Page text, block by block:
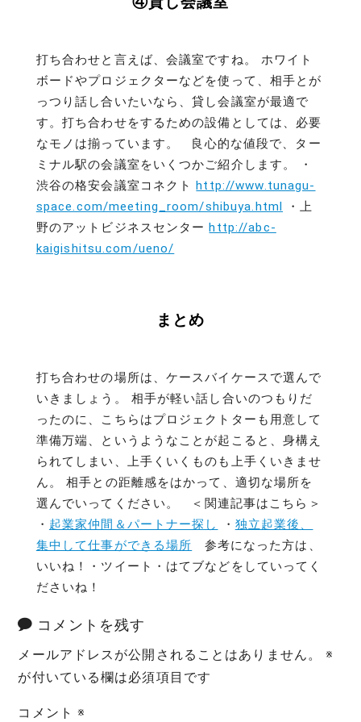
打ち合わせと言えば、会議室ですね。 ホワイト
ボードやプロジェクターなどを使って、相手とが
っつり話し合いたいなら、貸し会議室が最適で
す。打ち合わせをするための設備としては、必要
なモノは揃っています。 良心的な値段で、ター
ミナル駅の会議室をいくつかご紹介します。 ・
渋谷の格安会議室コネクトhttp://www.tunagu-
space.com/meeting_room/shibuya.html ・上
野のアットビジネスセンターhttp://abc-
kaigishitsu.com/ueno/
まとめ
打ち合わせの場所は、ケースバイケースで選んで
いきましょう。 相手が軽い話し合いのつもりだ
ったのに、こちらはプロジェクトターも用意して
準備万端、というようなことが起こると、身構え
られてしまい、上手くいくものも上手くいきませ
ん。 相手との距離感をはかって、適切な場所を
選んでいってください。 ＜関連記事はこちら＞
・ 起業家仲間＆パートナー探し ・ 独立起業後、
集中して仕事ができる場所 参考になった方は、
いいね！・ツイート・はてブなどをしていってく
ださいね！
コメントを残す
メールアドレスが公開されることはありません。
※
が付いている欄は必須項目です
コメント※